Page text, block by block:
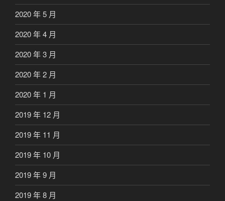
2020 年 5 月
2020 年 4 月
2020 年 3 月
2020 年 2 月
2020 年 1 月
2019 年 12 月
2019 年 11 月
2019 年 10 月
2019 年 9 月
2019 年 8 月